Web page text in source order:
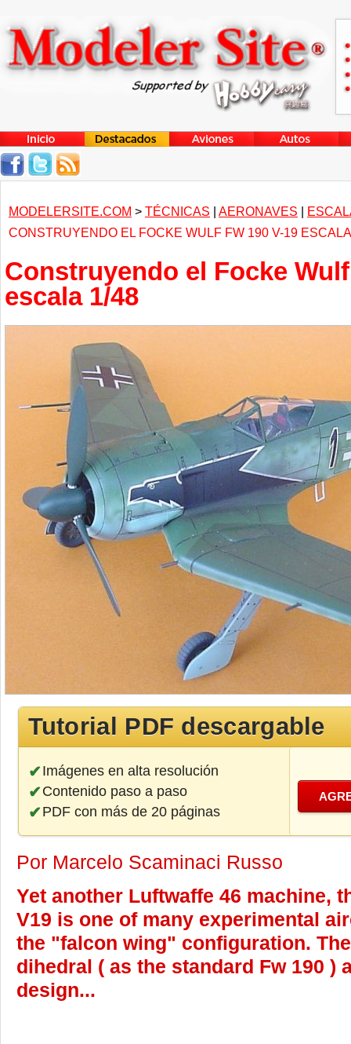
MODELERSITE.COM > TÉCNICAS | AERONAVES |
CONSTRUYENDO EL FOCKE WULF FW 190 V-19
Construyendo el Focke
escala 1/48
Tutorial PDF descargable
Imágenes en alta resolución
Contenido paso a paso
PDF con más de 20 páginas
Por Marcelo Scaminaci Russo
Yet another Luftwaffe 46 machine,
V19 is one of many experimental
the "falcon wing" configuration.
dihedral ( as the standard Fw 190 )
design...